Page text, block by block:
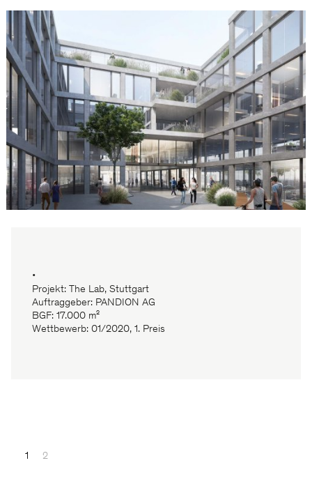
•
Projekt: The Lab, Stuttgart
Auftraggeber: PANDION AG
BGF: 17.000 m²
Wettbewerb: 01/2020, 1. Preis
1 2